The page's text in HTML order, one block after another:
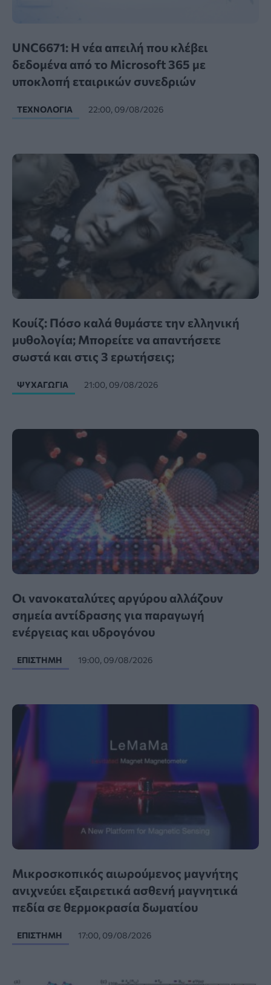
UNC6671: Η νέα απειλή που κλέβει
δεδομένα από το Microsoft 365 με
υποκλοπή εταιρικών συνεδριών
ΤΕΧΝΟΛΟΓΊΑ 22:00, 09/08/2026
Κουίζ: Πόσο καλά θυμάστε την ελληνική
μυθολογία; Μπορείτε να απαντήσετε
σωστά και στις 3 ερωτήσεις;
ΨΥΧΑΓΩΓΊΑ 21:00, 09/08/2026
Οι νανοκαταλύτες αργύρου αλλάζουν
σημεία αντίδρασης για παραγωγή
ενέργειας και υδρογόνου
ΕΠΙΣΤΉΜΗ 19:00, 09/08/2026
Μικροσκοπικός αιωρούμενος μαγνήτης
ανιχνεύει εξαιρετικά ασθενή μαγνητικά
πεδία σε θερμοκρασία δωματίου
ΕΠΙΣΤΉΜΗ 17:00, 09/08/2026